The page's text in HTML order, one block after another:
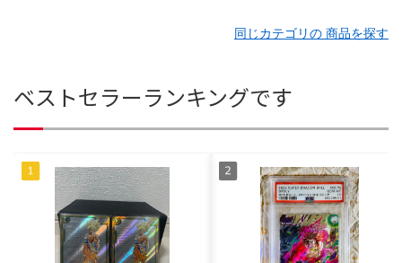
同じカテゴリの 商品を探す
ベストセラーランキングです